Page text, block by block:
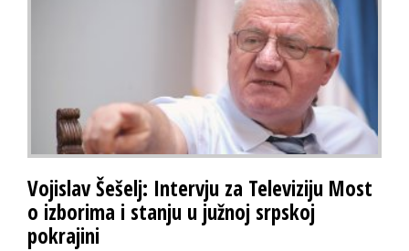
Vojislav Šešelj: Intervju za Televiziju Most
o izborima i stanju u južnoj srpskoj
pokrajini